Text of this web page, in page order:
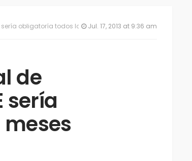
sería obligatoría todos los mesesJul. 17, 2013 at 9:36 am
de
sería